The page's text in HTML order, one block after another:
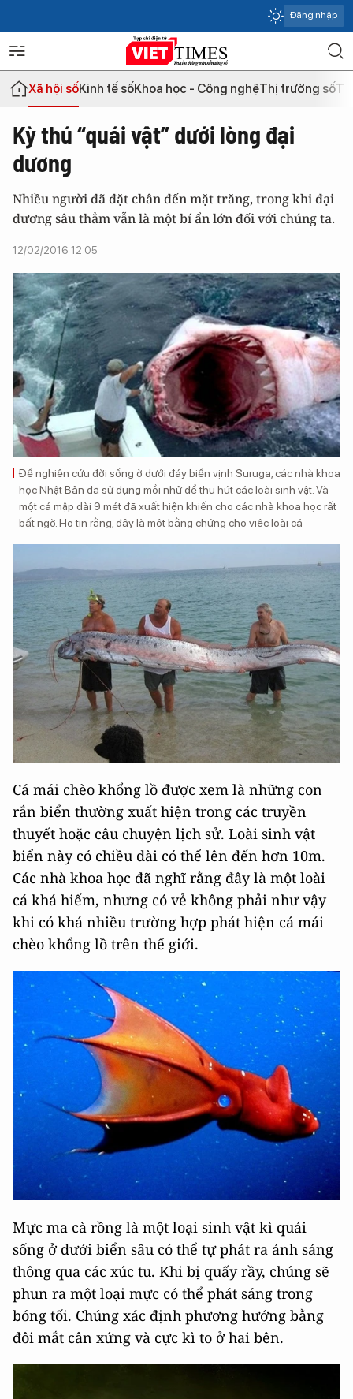
Đăng nhập
Xã hội sốKinh tế sốKhoa học - Công nghệThị trường số
Kỳ thú “quái vật” dưới lòng đại
dương
Nhiều người đã đặt chân đến mặt trăng, trong khi đại
dương sâu thẳm vẫn là một bí ẩn lớn đối với chúng ta.
12/02/2016 12:05
Để nghiên cứu đời sống ở dưới đáy biển vịnh Suruga, các nhà khoa
học Nhật Bản đã sử dụng mồi nhử để thu hút các loài sinh vật. Và
một cá mập dài 9 mét đã xuất hiện khiến cho các nhà khoa học rất
bất ngờ. Họ tin rằng, đây là một bằng chứng cho việc loài cá
Cá mái chèo khổng lồ được xem là những con
rắn biển thường xuất hiện trong các truyền
thuyết hoặc câu chuyện lịch sử. Loài sinh vật
biển này có chiều dài có thể lên đến hơn 10m.
Các nhà khoa học đã nghĩ rằng đây là một loài
cá khá hiếm, nhưng có vẻ không phải như vậy
khi có khá nhiều trường hợp phát hiện cá mái
chèo khổng lồ trên thế giới.
Mực ma cà rồng là một loại sinh vật kì quái
sống ở dưới biển sâu có thể tự phát ra ánh sáng
thông qua các xúc tu. Khi bị quấy rầy, chúng sẽ
phun ra một loại mực có thể phát sáng trong
bóng tối. Chúng xác định phương hướng bằng
đôi mắt cân xứng và cực kì to ở hai bên.